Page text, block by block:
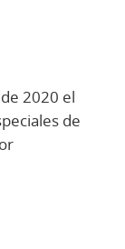
2020 el
de